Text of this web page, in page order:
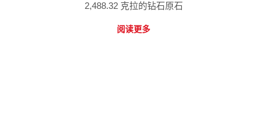
2,488.32 克拉的钻石原石
阅读更多